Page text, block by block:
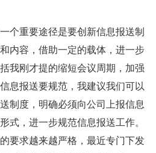
个重要途径是要创新信息报送制
内容，借助一定的载体，进一步
我刚才提的缩短会议周期，加强
息报送要规范，我建议我们可以
制度，明确必须向公司上报信息
式，进一步规范信息报送工作。
要求越来越严格，最近专门下发